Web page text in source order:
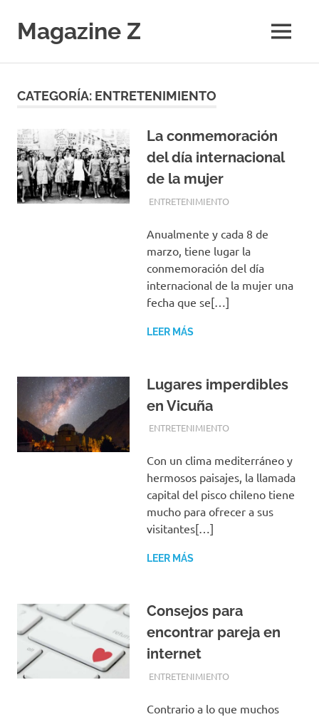
contenido
Magazine Z
Tecnología,
Economía.
Diario
Digital
MENÚ
CATEGORÍA: ENTRETENIMIENTO
La conmemoración
del día internacional
de la mujer
MARZO 8, 2018
EQUIPO DE REDACCIÓN
ENTRETENIMIENTO
Anualmente y cada 8 de
marzo, tiene lugar la
conmemoración del día
internacional de la mujer una
fecha que se[…]
LEER MÁS
Lugares imperdibles
en Vicuña
FEBRERO 27, 2018
EQUIPO DE REDACCIÓN
ENTRETENIMIENTO
Con un clima mediterráneo y
hermosos paisajes, la llamada
capital del pisco chileno tiene
mucho para ofrecer a sus
visitantes[…]
LEER MÁS
Consejos para
encontrar pareja en
internet
FEBRERO 26, 2018
EQUIPO DE REDACCIÓN
ENTRETENIMIENTO
Contrario a lo que muchos